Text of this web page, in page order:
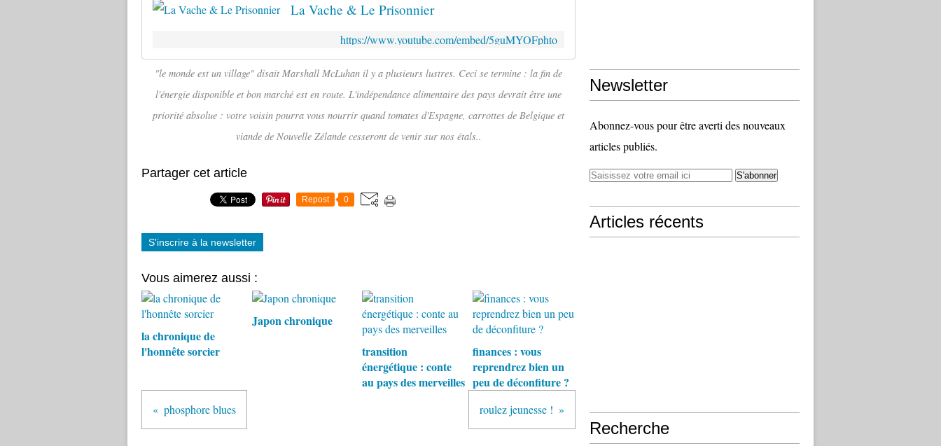
La Vache & Le Prisonnier
https://www.youtube.com/embed/5guMYOFphto
"le monde est un village" disait Marshall McLuhan il y a plusieurs lustres. Ceci se termine : la fin de
l'énergie disponible et bon marché est en route. L'indépendance alimentaire des pays devrait être une
priorité absolue : votre voisin pourra vous nourrir quand tomates d'Espagne, carrottes de Belgique et
viande de Nouvelle Zélande cesseront de venir sur nos étals..
Partager cet article
Repost 0
S'inscrire à la newsletter
Vous aimerez aussi :
la chronique de
l'honnête sorcier
Japon chronique
transition
énergétique : conte
au pays des merveilles
finances : vous
reprendrez bien un
peu de déconfiture ?
phosphore blues roulez jeunesse !
Newsletter
Abonnez-vous pour être averti des nouveaux
articles publiés.
Articles récents
Recherche